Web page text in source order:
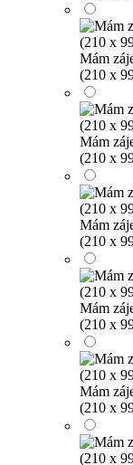
Mám
(210 x
Mám
(210 x
Mám
(210 x
Mám
(210 x
Mám
(210 x